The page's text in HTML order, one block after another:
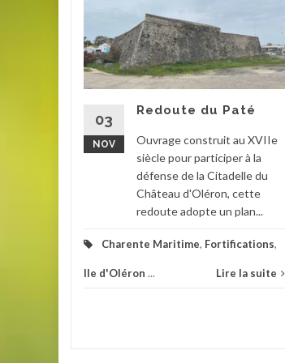
03
NOV
Redoute du Paté
Ouvrage construit au XVIIe
siècle pour participer à la
défense de la Citadelle du
Château d'Oléron, cette
redoute adopte un plan...
Charente Maritime, Fortifications,
Ile d'Oléron ... Lire la suite